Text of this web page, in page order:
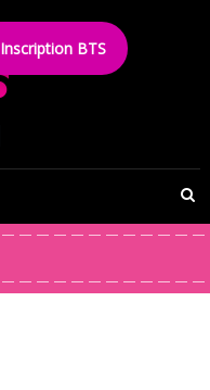
Inscription BTS